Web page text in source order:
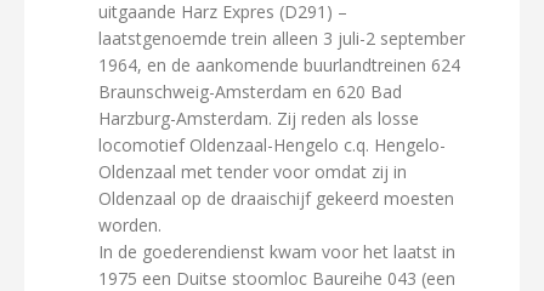
uitgaande Harz Expres (D291) –
laatstgenoemde trein alleen 3 juli-2 september
1964, en de aankomende buurlandtreinen 624
Braunschweig-Amsterdam en 620 Bad
Harzburg-Amsterdam. Zij reden als losse
locomotief Oldenzaal-Hengelo c.q. Hengelo-
Oldenzaal met tender voor omdat zij in
Oldenzaal op de draaischijf gekeerd moesten
worden.
In de goederendienst kwam voor het laatst in
1975 een Duitse stoomloc Baureihe 043 (een